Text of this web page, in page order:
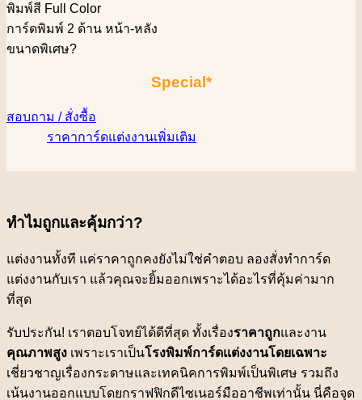
พิมพ์สี Full Color
การ์ดพิมพ์ 2 ด้าน หน้า-หลัง
ขนาดพิเศษ?
Special*
สอบถาม / สั่งซื้อ
ราคาการ์ดแต่งงานเพิ่มเติม
ทำไมถูกและคุ้มกว่า?
แต่งงานทั้งที แค่ราคาถูกคงยังไม่ใช่คำตอบ ลองสั่งทำการ์ด
แต่งงานกับเรา แล้วคุณจะยิ้มออกเพราะได้อะไรที่คุ้มค่ามาก
ที่สุด
รับประกัน! เราตอบโจทย์ได้ดีที่สุด ทั้งเรื่องราคาถูกและงาน
คุณภาพสูง เพราะเราเป็นโรงพิมพ์การ์ดแต่งงานโดยเฉพาะ
เชี่ยวชาญเรื่องกระดาษและเทคนิคการพิมพ์เป็นพิเศษ รวมถึง
เน้นงานออกแบบโดยกราฟฟิกดีไซเนอร์มืออาชีพเท่านั้น นี่คือจุด